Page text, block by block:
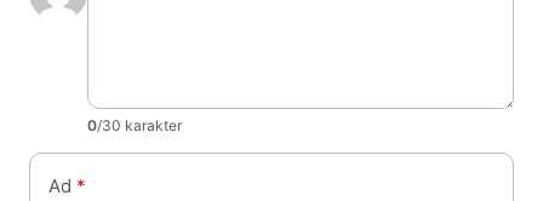
0/30 karakter
Ad *